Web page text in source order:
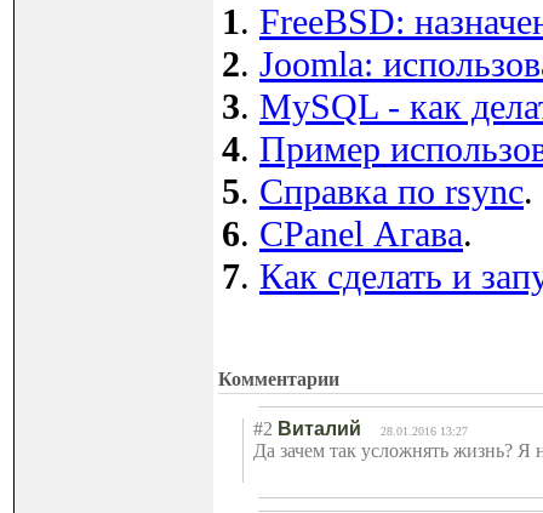
1. FreeBSD:
2. Joomla:
3. MySQL - как
4. Пример
5. Справка по rsync.
6. CPanel Агава.
7. Как сделать и
Комментарии
#2 Виталий 28.01.2016 13:27
Да зачем так усложнять жизнь? Я